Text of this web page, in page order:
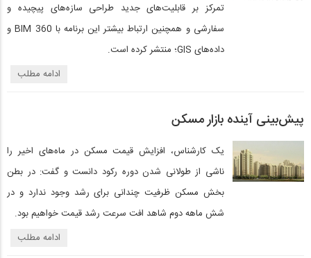
تمرکز بر قابلیت‌های جدید طراحی سازه‌های پیچیده و
سفارشی و همچنین ارتباط بیشتر این برنامه با BIM 360 و
داده‌های GIS؛ منتشر کرده است.
ادامه مطلب
پیش‌بینی آینده بازار مسکن
یک کارشناس، افزایش قیمت مسکن در ماه‌های اخیر را
ناشی از طولانی شدن دوره رکود دانست و گفت: در بطن
بخش مسکن ظرفیت چندانی برای رشد وجود ندارد و در
شش ماهه دوم شاهد افت سرعت رشد قیمت خواهیم بود.
ادامه مطلب